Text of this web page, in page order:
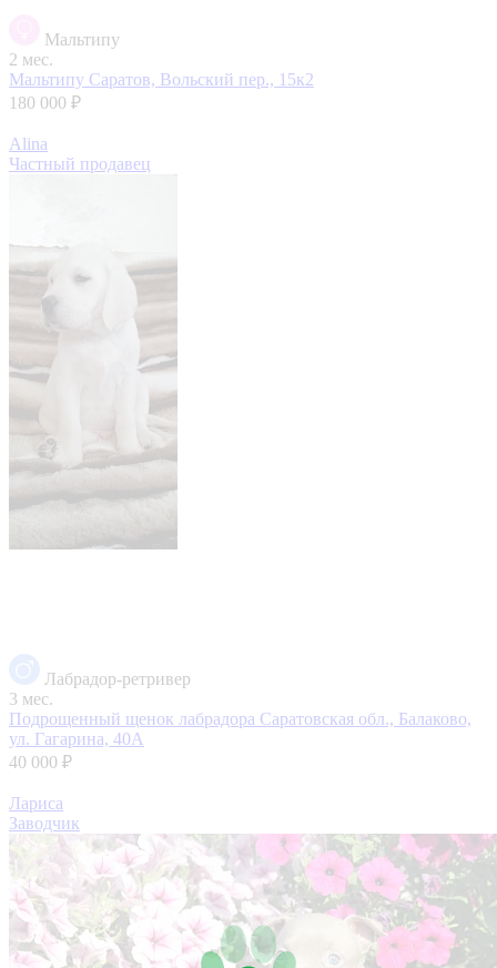
Мальтипу
2 мес.
Мальтипу Саратов, Вольский пер., 15к2
180 000 ₽
Alina
Частный продавец
Лабрадор-ретривер
3 мес.
Подрощенный щенок лабрадора Саратовская обл., Балаково,
ул. Гагарина, 40А
40 000 ₽
Лариса
Заводчик